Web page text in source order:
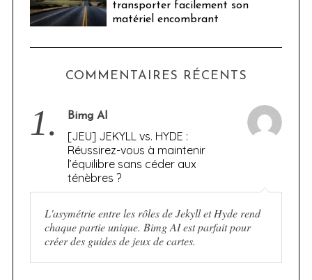
transporter facilement son
matériel encombrant
COMMENTAIRES RÉCENTS
1. Bimg AI
[JEU] JEKYLL vs. HYDE :
Réussirez-vous à maintenir
l’équilibre sans céder aux
ténèbres ?
L'asymétrie entre les rôles de Jekyll et Hyde rend
chaque partie unique. Bimg AI est parfait pour
créer des guides de jeux de cartes.